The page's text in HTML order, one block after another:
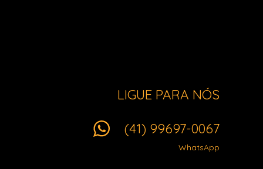
LIGUE PARA NÓS
(41) 99697-0067
WhatsApp